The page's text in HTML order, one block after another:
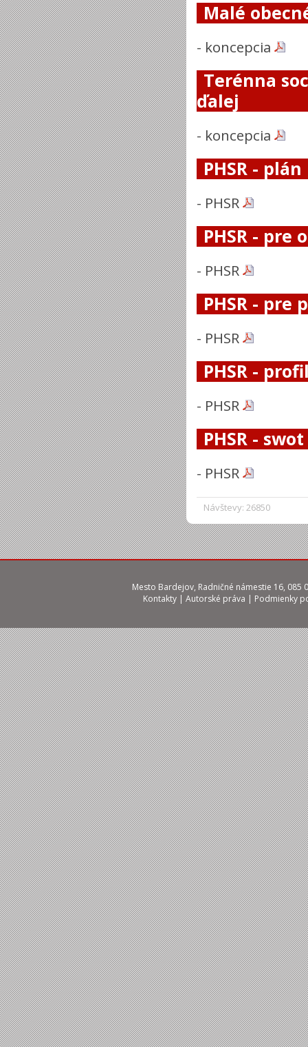
Návštevy: 26850
Malé
- koncepcia
Terénna
ďalej
- koncepcia
PHSR - plán
- PHSR
PHSR - pre
- PHSR
PHSR - pre
- PHSR
PHSR -
- PHSR
PHSR - swot
- PHSR
Mesto Bardejov, Radničné námestie 16, 085
Kontakty | Autorské práva | Podmienky